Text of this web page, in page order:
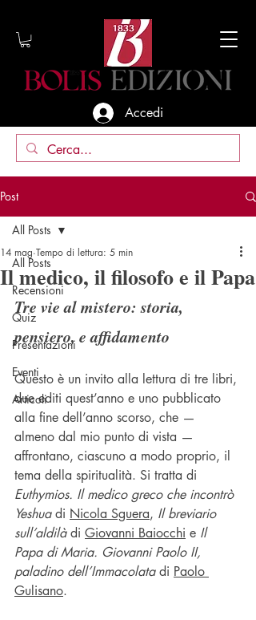
Accedi
Post
All Posts
Recensioni
Quiz
Presentazioni
Eventi
Articoli
All Posts
Il medico, il filosofo e il Papa
14 mag Tempo di lettura: 5 min
Tre vie al mistero: storia,
pensiero, e affidamento
Questo è un invito alla lettura di tre libri,
due editi quest’anno e uno pubblicato
alla fine dell’anno scorso, che —
almeno dal mio punto di vista —
affrontano, ciascuno a modo proprio, il
tema della spiritualità. Si tratta di
Euthymios. Il medico greco che incontrò
Yeshua di Nicola Sguera, Il breviario
sull’aldilà di Giovanni Baiocchi e Il
Papa di Maria. Giovanni Paolo II,
paladino dell’Immacolata di Paolo
Gulisano.